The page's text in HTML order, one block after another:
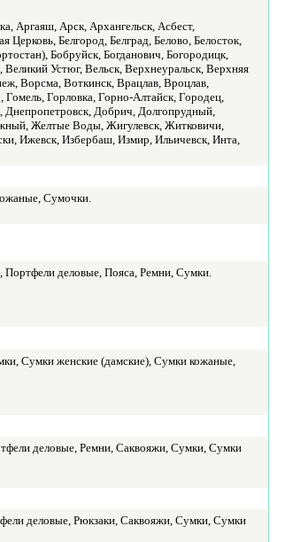
Аргаяш, Арск, Архангельск, Асбест,
Церковь, Белгород, Белград, Белово, Белосток,
Бобруйск, Богданович, Богородицк,
Устюг, Вельск, Верхнеуральск, Верхняя
Ворсма, Воткинск, Врацлав, Вроцлав,
Горловка, Горно-Алтайск, Городец,
Днепропетровск, Добрич, Долгопрудный,
Желтые Воды, Жигулевск, Житковичи,
Ижевск, Избербаш, Измир, Ильичевск, Инта,
Сумочки.
деловые, Пояса, Ремни, Сумки.
Сумки женские (дамские), Сумки кожаные,
деловые, Ремни, Саквояжи, Сумки, Сумки
деловые, Рюкзаки, Саквояжи, Сумки, Сумки